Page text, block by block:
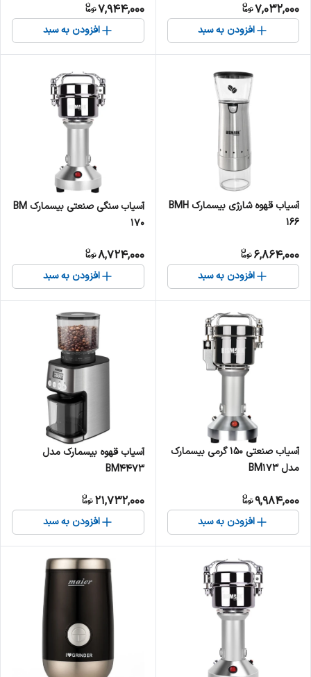
7,032,000
افزودن به سبد
7,944,000
افزودن به سبد
آسیاب قهوه شارژی بیسمارک BMH
166
6,864,000
افزودن به سبد
آسیاب سنگی صنعتی بیسمارک BM
170
8,724,000
افزودن به سبد
آسیاب صنعتی 150 گرمی بیسمارک
مدل BM173
9,984,000
افزودن به سبد
آسیاب قهوه بیسمارک مدل
BM4473
21,732,000
افزودن به سبد